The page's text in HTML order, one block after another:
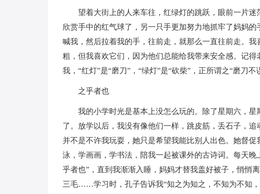
望着大街上的人来车往，红绿灯的跳跃，眼前一片
欣赏手中的红气球了，另一只手更加努力地抓牢了妈妈
喊我，然后拉着我的手，往前走，就那么一直往前走。
粗，但我喜欢它们，因为他们总能给我带来安全感。记
我，“红灯”是“磨刀”，“绿灯”是“砍柴”，正所谓之“磨刀不
之乎者也
我的小学时光是基本上没怎么玩的。除了星期六，
了。放学以后，我没有像他们一样，跳皮筋，丢石子，
并不是不许我玩耍，她只是希望我能比别人出色。她督
泳，学画画，学书法，陪我一起被课外的古诗词。每天
乎者也”，直到我渐渐入睡，妈妈才替我盖好被子，悄悄
三毛……学习时，孔子告诉我“知之为知之，不知为不知